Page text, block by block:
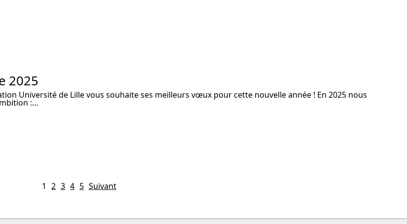
2025
Université de Lille vous souhaite ses meilleurs vœux pour cette nouvelle année ! En 2025 nous
:…
1 2 3 4 5 Suivant